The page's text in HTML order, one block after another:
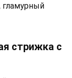
гламурный
стрижка с